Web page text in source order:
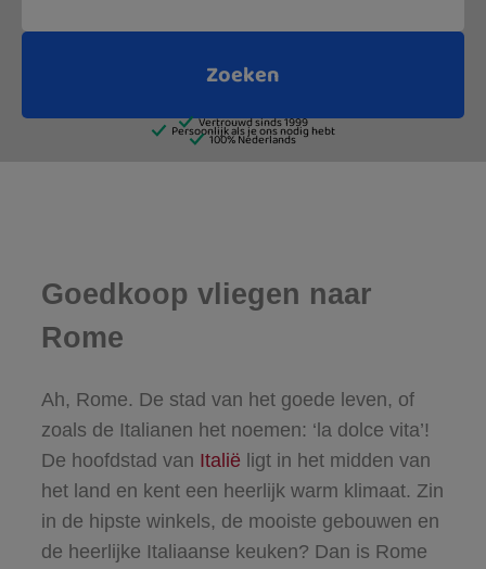
Goedkoop vliegen naar
Rome
Ah, Rome. De stad van het goede leven, of
zoals de Italianen het noemen: ‘la dolce vita’!
De hoofdstad van Italië ligt in het midden van
het land en kent een heerlijk warm klimaat. Zin
in de hipste winkels, de mooiste gebouwen en
de heerlijke Italiaanse keuken? Dan is Rome